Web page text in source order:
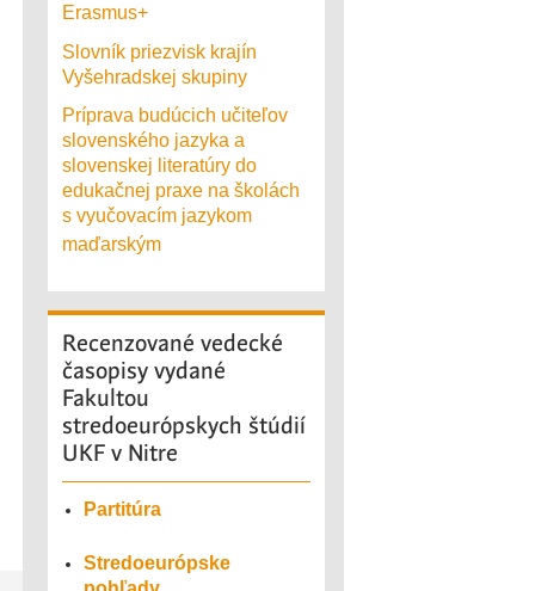
Erasmus+
Slovník priezvisk krajín
Vyšehradskej skupiny
Príprava budúcich učiteľov
slovenského jazyka a
slovenskej literatúry do
edukačnej praxe na školách
s vyučovacím jazykom
maďarským
Recenzované vedecké
časopisy vydané
Fakultou
stredoeurópskych štúdií
UKF v Nitre
Partitúra
Stredoeurópske